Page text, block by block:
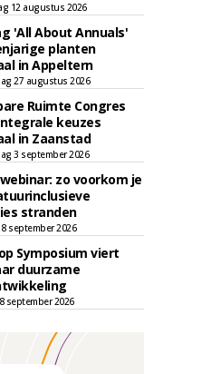
12 augustus 2026
'All About Annuals'
planten
in Appeltern
27 augustus 2026
Ruimte Congres
keuzes
in Zaanstad
3 september 2026
zo voorkom je
stranden
september 2026
Symposium viert
duurzame
september 2026